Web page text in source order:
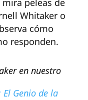
mira peleas de
Whitaker o
cómo
responden.
en nuestro
Genio de la